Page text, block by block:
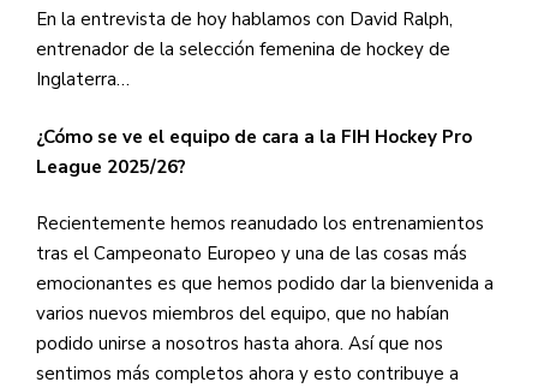
En la entrevista de hoy hablamos con David Ralph,
entrenador de la selección femenina de hockey de
Inglaterra…
¿Cómo se ve el equipo de cara a la FIH Hockey Pro
League 2025/26?
Recientemente hemos reanudado los entrenamientos
tras el Campeonato Europeo y una de las cosas más
emocionantes es que hemos podido dar la bienvenida a
varios nuevos miembros del equipo, que no habían
podido unirse a nosotros hasta ahora. Así que nos
sentimos más completos ahora y esto contribuye a